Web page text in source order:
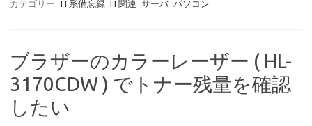
カテゴリー: IT系備忘録 IT関連 サーバ パソコン
ブラザーのカラーレーザー ( HL-
3170CDW ) でトナー残量を確認
したい